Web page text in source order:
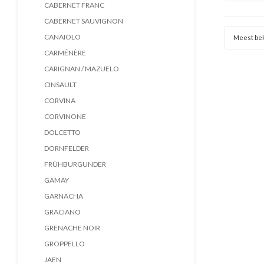
CABERNET FRANC
CABERNET SAUVIGNON
CANAIOLO
CARMÉNÈRE
CARIGNAN / MAZUELO
CINSAULT
CORVINA
CORVINONE
DOLCETTO
DORNFELDER
FRÜHBURGUNDER
GAMAY
GARNACHA
GRACIANO
GRENACHE NOIR
GROPPELLO
JAEN
Meest